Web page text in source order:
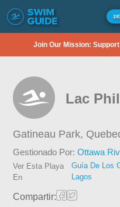
Join Our Mission:
Lac
Gatineau Park,
Gestionado Por:Ottawa
Ver Esta Playa
En
Guía De Los
Lagos
Compartir: